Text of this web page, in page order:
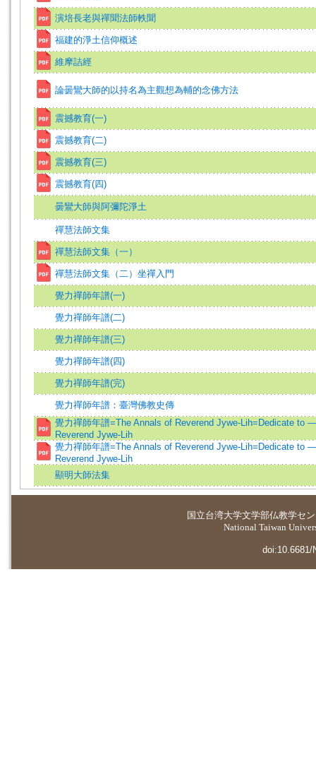
演培長老與禪聞法師軼聞
福建的淨土信仰概述
維摩詰經
論曇鸞大師的以持名為主觀想為輔的念佛方法
震撼教育(一)
震撼教育(二)
震撼教育(三)
震撼教育(四)
曇鸞大師與阿彌陀淨土
禪慧法師文集
禪慧法師文集（一）
禪慧法師文集（二）坐禪入門
覺力禪師年譜(一)
覺力禪師年譜(二)
覺力禪師年譜(三)
覺力禪師年譜(四)
覺力禪師年譜(完)
覺力禪師年譜：臺灣佛教史傳
覺力禪師年譜=The Annals of Reverend Jywe-Lih=Dedicate to
Reverend Jywe-Lih
覺力禪師年譜=The Annals of Reverend Jywe-Lih=Dedicate to
Reverend Jywe-Lih
顯明大師法集
国立台湾大学文学部仏教学セ
National Taiwan
doi:10.6681/